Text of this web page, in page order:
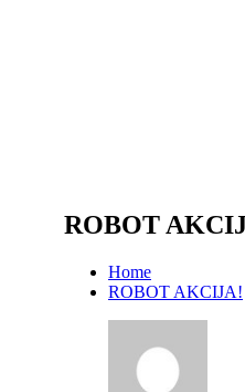
ROBOT
Home
ROBOT AKCIJA!